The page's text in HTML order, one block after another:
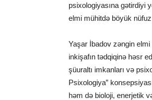
psixologiyasına gətirdiyi
elmi mühitdə böyük nüfuz
Yaşar İbadov zəngin elmi
inkişafın tədqiqinə həsr
şüuraltı imkanları və
Psixologiya”
həm də bioloji, enerjetik